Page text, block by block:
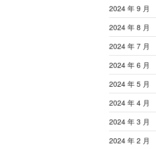
2024 年 9 月
2024 年 8 月
2024 年 7 月
2024 年 6 月
2024 年 5 月
2024 年 4 月
2024 年 3 月
2024 年 2 月